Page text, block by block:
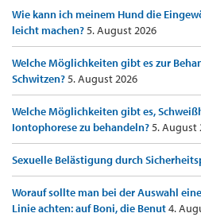
Wie kann ich meinem Hund die
leicht machen?5. August 2026
Welche Möglichkeiten gibt es zur
Schwitzen?5. August 2026
Welche Möglichkeiten gibt es,
Iontophorese zu behandeln?5. August
Sexuelle Belästigung durch
Worauf sollte man bei der Auswahl
Linie achten: auf Boni, die Benut4.